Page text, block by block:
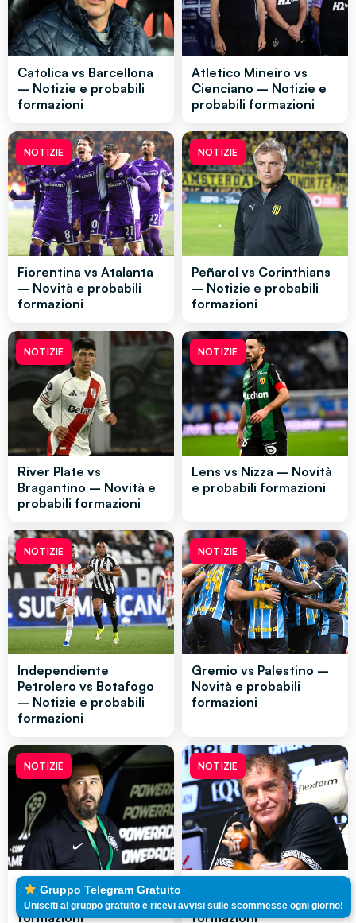
Catolica vs Barcellona
– Notizie e probabili
formazioni
Atletico Mineiro vs
Cienciano – Notizie e
probabili formazioni
NOTIZIE
Fiorentina vs Atalanta
– Novità e probabili
formazioni
NOTIZIE
Peñarol vs Corinthians
– Notizie e probabili
formazioni
NOTIZIE
River Plate vs
Bragantino – Novità e
probabili formazioni
NOTIZIE
Lens vs Nizza – Novità
e probabili formazioni
NOTIZIE
Independiente
Petrolero vs Botafogo
– Notizie e probabili
formazioni
NOTIZIE
Gremio vs Palestino –
Novità e probabili
formazioni
NOTIZIE
Olimpia vs Vasco –
Novità e probabili
formazioni
NOTIZIE
– Novità e probabili
formazioni
Gruppo Telegram Gratuito
Unisciti al gruppo gratuito e ricevi avvisi sulle scommesse ogni giorno!